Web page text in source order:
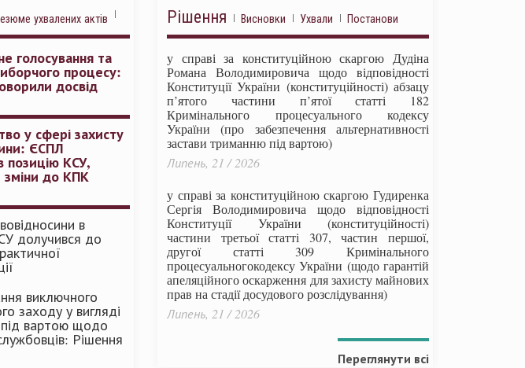
ухвалених актів
голосування та
процесу:
досвід
у сфері захисту
ЄСПЛ
позицію КСУ,
до КПК
в
долучився до
виключного
заходу у вигляді
вартою щодо
Рішення
Рішення Висновки Ухвали Постанови
у справі за конституційною скаргою Дудіна
Романа Володимировича щодо відповідності
Конституції України (конституційності) абзацу
п’ятого частини п’ятої статті 182
Кримінального процесуального кодексу
України (про забезпечення альтернативності
застави триманню під вартою)
Липень, 21 / 2026
у справі за конституційною скаргою Гудиренка
Сергія Володимировича щодо відповідності
Конституції України (конституційності)
частини третьої статті 307, частин першої,
другої статті 309 Кримінального
процесуальногокодексу України (щодо гарантій
апеляційного оскарження для захисту майнових
прав на стадії досудового розслідування)
Липень, 21 / 2026
Переглянути всі